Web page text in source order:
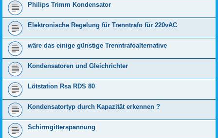
Philips Trimm Kondensator
Elektronische Regelung für Trenntrafo für 220vAC
wäre das einige günstige Trenntrafoalternative
Kondensatoren und Gleichrichter
Lötstation Rsa RDS 80
Kondensatortyp durch Kapazität erkennen ?
Schirmgitterspannung